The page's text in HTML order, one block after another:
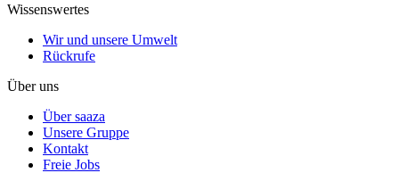
Wissenswertes
Wir und unsere Umwelt
Rückrufe
Über uns
Über saaza
Unsere Gruppe
Kontakt
Freie Jobs